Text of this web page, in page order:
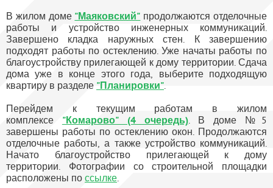
В жилом доме "Маяковский" продолжаются отделочные
работы и устройство инженерных коммуникаций.
Завершено кладка наружных стен. К завершению
подходят работы по остеклению. Уже начаты работы по
благоустройству прилегающей к дому территории. Сдача
дома уже в конце этого года, выберите подходящую
квартиру в разделе "Планировки".
Перейдем к текущим работам в жилом
комплексе "Комарово" (4 очередь). В доме №5
завершены работы по остеклению окон. Продолжаются
отделочные работы, а также устройство коммуникаций.
Начато благоустройство прилегающей к дому
территории. Фотографии со строительной площадки
расположены по ссылке.